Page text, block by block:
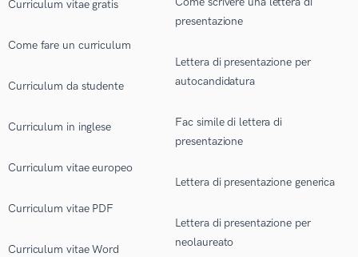
Curriculum vitae gratis
Come fare un curriculum
Curriculum da studente
Curriculum in inglese
Curriculum vitae europeo
Curriculum vitae PDF
Curriculum vitae Word
presentazione
Lettera di presentazione per
autocandidatura
Fac simile di lettera di
presentazione
Lettera di presentazione generica
Lettera di presentazione per
neolaureato